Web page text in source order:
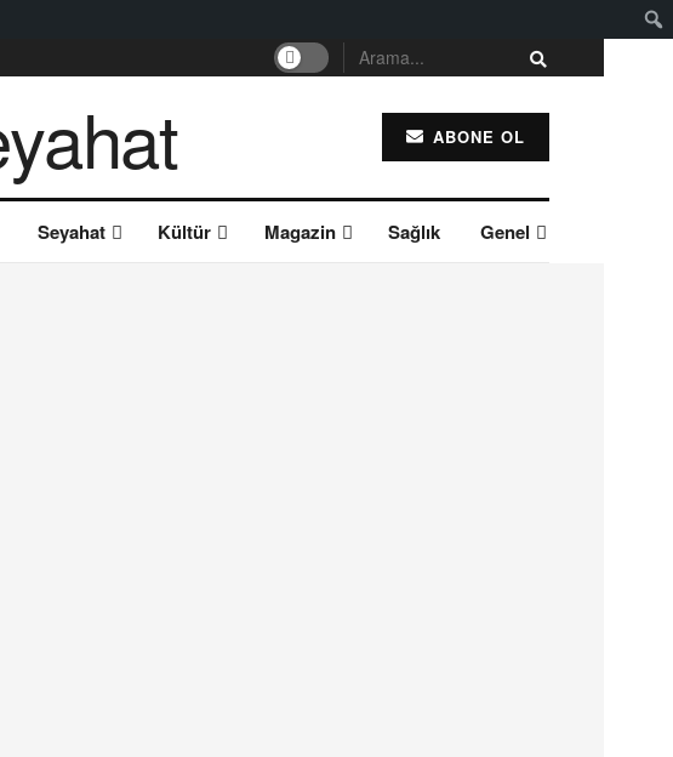
ABONE OL
Seyahat Kültür Magazin Sağlık Genel